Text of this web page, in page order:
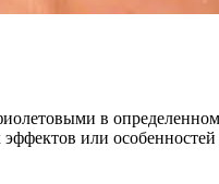
в
или